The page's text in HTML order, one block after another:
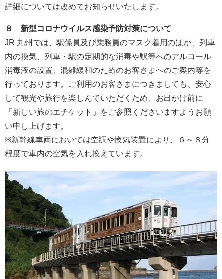
詳細については改めてお知らせいたします。
８ 新型コロナウイルス感染予防対策について
JR 九州では、駅係員及び乗務員のマスク着用のほか、列車
内の換気、列車・駅の定期的な消毒や駅等へのアルコール
消毒液の設置、混雑緩和のためのお客さまへのご案内等を
行っております。ご利用のお客さまにつきましても、安心
して観光や旅行を楽しんでいただくため、お出かけ前に
「新しい旅のエチケット」をご参照くださいますようお願
い申し上げます。
※新幹線車両においては空調や換気装置により、６～８分
程度で車内の空気を入れ換えています。